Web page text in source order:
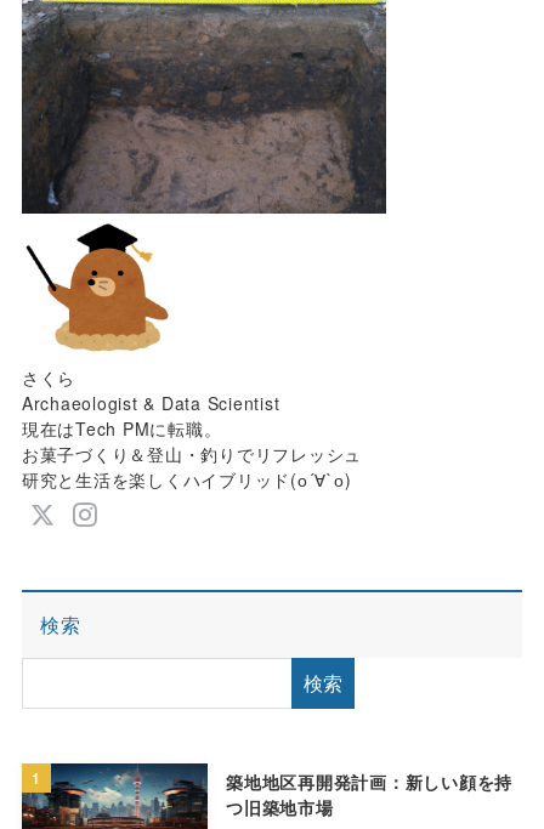
さくら
Archaeologist & Data Scientist
現在はTech PMに転職。
お菓子づくり＆登山・釣りでリフレッシュ
研究と生活を楽しくハイブリッド(о´∀`о)
検索
検索
1
築地地区再開発計画：新しい顔を持
つ旧築地市場